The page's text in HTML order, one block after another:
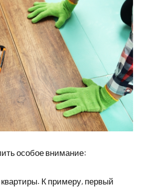
особое внимание:
К примеру, первый